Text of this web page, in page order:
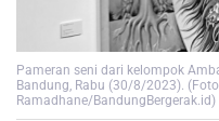
Pameran seni dari kelompok
Bandung, Rabu (30/8/2023).
Ramadhane/BandungBergerak.id)